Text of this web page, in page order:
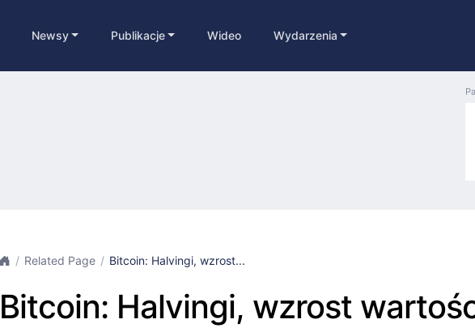
Newsy Publikacje Wideo Wydarzenia
Related Page Bitcoin: Halvingi, wzrost...
Bitcoin: Halvingi, wzrost